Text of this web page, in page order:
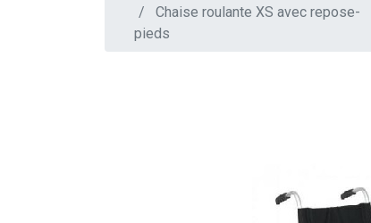
Chaise roulante XS avec repose-
pieds